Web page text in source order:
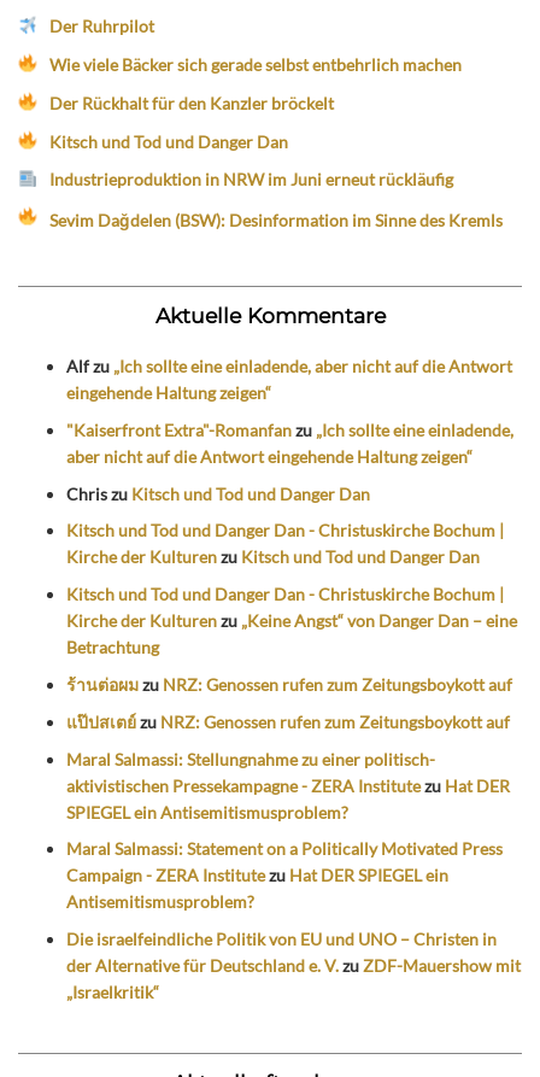
Der Ruhrpilot
Wie viele Bäcker sich gerade selbst entbehrlich machen
Der Rückhalt für den Kanzler bröckelt
Kitsch und Tod und Danger Dan
Industrieproduktion in NRW im Juni erneut rückläufig
Sevim Dağdelen (BSW): Desinformation im Sinne des Kremls
Aktuelle Kommentare
Alfzu „Ich sollte eine einladende, aber nicht auf die Antwort
eingehende Haltung zeigen“
"Kaiserfront Extra"-Romanfanzu „Ich sollte eine einladende,
aber nicht auf die Antwort eingehende Haltung zeigen“
Chriszu Kitsch und Tod und Danger Dan
Kitsch und Tod und Danger Dan - Christuskirche Bochum |
Kirche der Kulturenzu Kitsch und Tod und Danger Dan
Kitsch und Tod und Danger Dan - Christuskirche Bochum |
Kirche der Kulturenzu „Keine Angst“ von Danger Dan – eine
Betrachtung
ร้านต่อผมzu NRZ: Genossen rufen zum Zeitungsboykott auf
แป๊ปสเตย์zu NRZ: Genossen rufen zum Zeitungsboykott auf
Maral Salmassi: Stellungnahme zu einer politisch-
aktivistischen Pressekampagne - ZERA Institutezu Hat DER
SPIEGEL ein Antisemitismusproblem?
Maral Salmassi: Statement on a Politically Motivated Press
Campaign - ZERA Institutezu Hat DER SPIEGEL ein
Antisemitismusproblem?
Die israelfeindliche Politik von EU und UNO – Christen in
der Alternative für Deutschland e. V.zuZDF-Mauershow mit
„Israelkritik“